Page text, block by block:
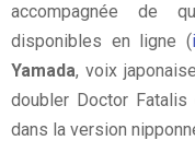
accompagnée de
disponibles en ligne (
Yamada, voix
doubler Doctor Fatalis
dans la version